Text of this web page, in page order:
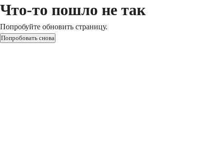
Что-то пошло не так
Попробуйте обновить страницу.
Попробовать снова